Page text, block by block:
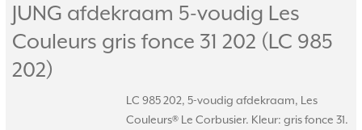
JUNG afdekraam 5-voudig Les
Couleurs gris fonce 31 202 (LC 985
202)
LC 985 202, 5-voudig afdekraam, Les
Couleurs® Le Corbusier. Kleur: gris fonce 31.